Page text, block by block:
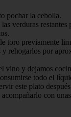
pochar la cebolla.
verduras restantes
toro previamente
y rehogarlos por
vino y dejamos
todo el
este plato
con